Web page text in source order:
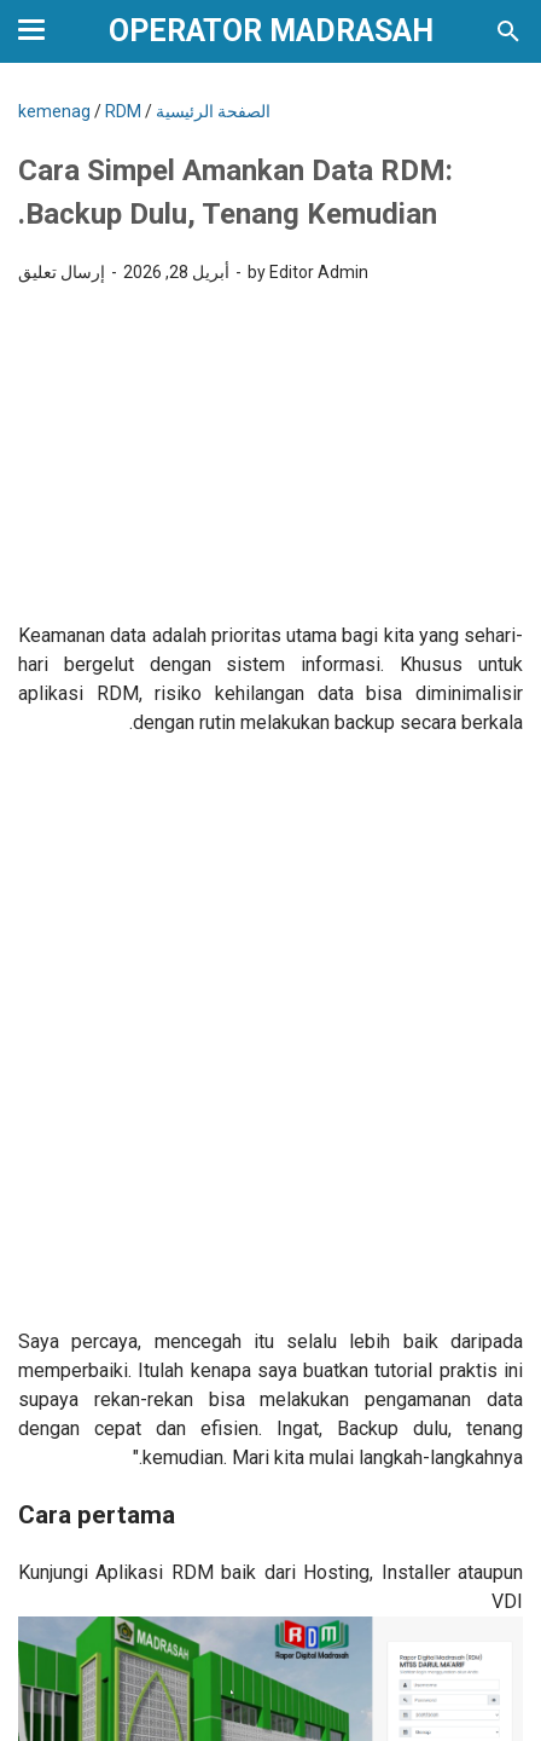
OPERATOR MADRASAH
الصفحة الرئيسية /
kemenag / RDM
Cara Simpel Amankan Data RDM:
Backup Dulu, Tenang Kemudian.
by Editor Admin أبريل 28, 2026 إرسال تعليق
Keamanan data adalah prioritas utama bagi kita yang sehari-
hari bergelut dengan sistem informasi. Khusus untuk
aplikasi RDM, risiko kehilangan data bisa diminimalisir
dengan rutin melakukan backup secara berkala.
Saya percaya, mencegah itu selalu lebih baik daripada
memperbaiki. Itulah kenapa saya buatkan tutorial praktis ini
supaya rekan-rekan bisa melakukan pengamanan data
dengan cepat dan efisien. Ingat, Backup dulu, tenang
kemudian. Mari kita mulai langkah-langkahnya."
Cara pertama
Kunjungi Aplikasi RDM baik dari Hosting, Installer ataupun
VDI